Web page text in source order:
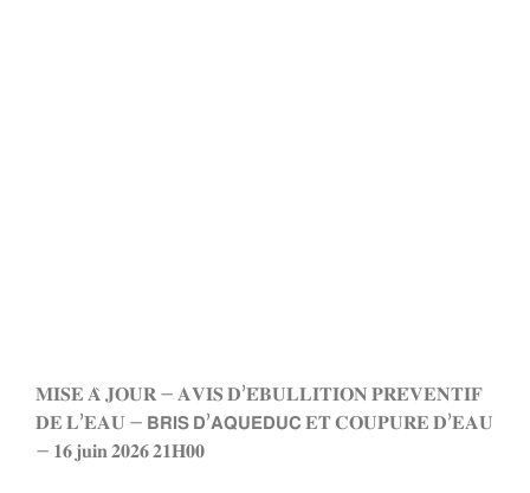
𝐌𝐈𝐒𝐄 𝐀̀ 𝐉𝐎𝐔𝐑 – 𝐀𝐕𝐈𝐒 𝐃’𝐄́𝐁𝐔𝐋𝐋𝐈𝐓𝐈𝐎𝐍 𝐏𝐑𝐄́𝐕𝐄𝐍𝐓𝐈𝐅
𝐃𝐄 𝐋’𝐄𝐀𝐔 – 𝗕𝗥𝗜𝗦 𝗗’𝗔𝗤𝗨𝗘𝗗𝗨𝗖 𝐄𝐓 𝐂𝐎𝐔𝐏𝐔𝐑𝐄 𝐃’𝐄𝐀𝐔
– 𝟏𝟔 𝐣𝐮𝐢𝐧 𝟐𝟎𝟐𝟔 𝟐𝟏𝐇𝟎𝟎